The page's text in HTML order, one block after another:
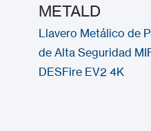
METALD
Llavero Metálico de
de Alta Seguridad
DESFire EV2 4K